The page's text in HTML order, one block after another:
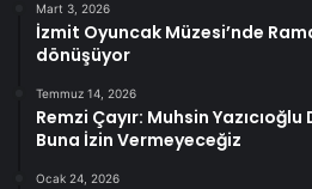
Mart 3, 2026
İzmit Oyuncak Müzesi’nde
dönüşüyor
Temmuz 14, 2026
Remzi Çayır: Muhsin
Buna İzin Vermeyeceğiz
Ocak 24, 2026